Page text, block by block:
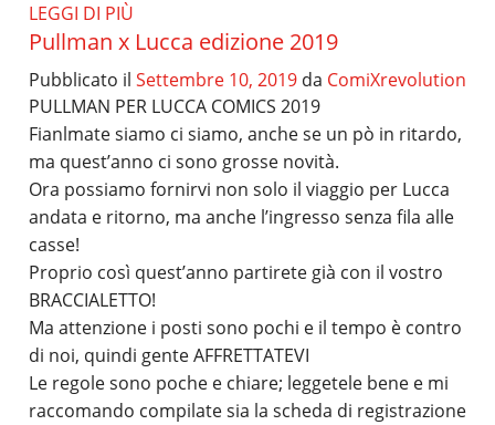
LEGGI DI PIÙ
Pullman x Lucca edizione 2019
Pubblicato il Settembre 10, 2019 da ComiXrevolution
PULLMAN PER LUCCA COMICS 2019
Fianlmate siamo ci siamo, anche se un pò in ritardo,
ma quest’anno ci sono grosse novità.
Ora possiamo fornirvi non solo il viaggio per Lucca
andata e ritorno, ma anche l’ingresso senza fila alle
casse!
Proprio così quest’anno partirete già con il vostro
BRACCIALETTO!
Ma attenzione i posti sono pochi e il tempo è contro
di noi, quindi gente AFFRETTATEVI
Le regole sono poche e chiare; leggetele bene e mi
raccomando compilate sia la scheda di registrazione